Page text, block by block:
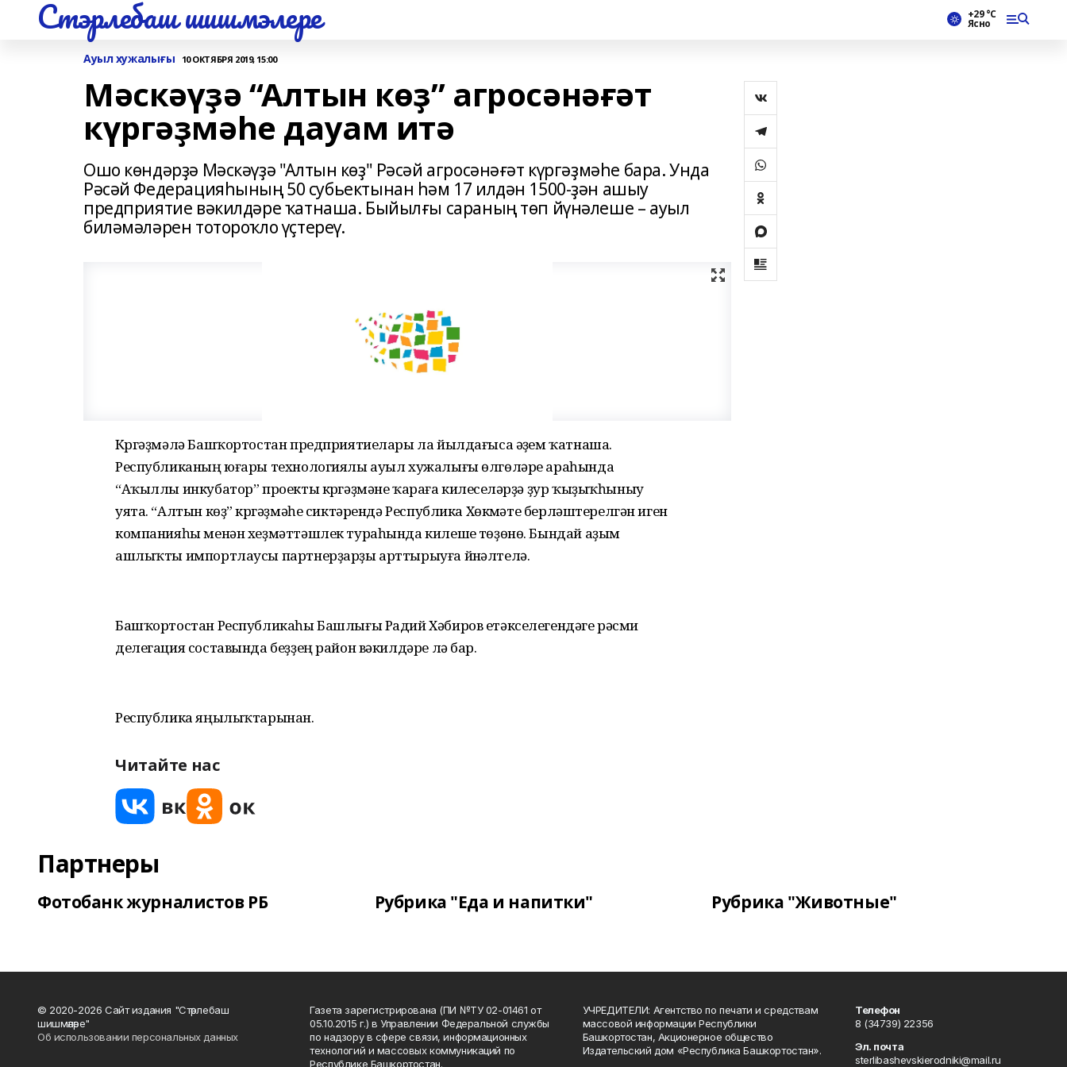
Стэрлебаш шишмэлере +29 °С
Ясно
Ауыл хужалығы 10 ОКТЯБРЯ 2019, 15:00
Мәскәүҙә “Алтын көҙ” агросәнәғәт
күргәҙмәһе дауам итә
Ошо көндәрҙә Мәскәүҙә "Алтын көҙ" Рәсәй агросәнәғәт күргәҙмәһе бара. Унда
Рәсәй Федерацияһының 50 субьектынан һәм 17 илдән 1500-ҙән ашыу
предприятие вәкилдәре ҡатнаша. Быйылғы сараның төп йүнәлеше – ауыл
биләмәләрен тотороҡло үҫтереү.
Күргәҙмәлә Башҡортостан предприятиелары ла йылдағыса әүҙем ҡатнаша.
Республиканың юғары технологиялы ауыл хужалығы өлгөләре араһында
“Аҡыллы инкубатор” проекты күргәҙмәне ҡараға килеүселәрҙә ҙур ҡыҙыҡһыныу
уята. “Алтын көҙ” күргәҙмәһе сиктәрендә Республика Хөкүмәте берләштерелгән иген
компанияһы менән хеҙмәттәшлек тураһында килешеү төҙөнө. Бындай аҙым
ашлыҡты импортлаусы партнерҙарҙы арттырыуға йүнәлтелә.
Башҡортостан Республикаһы Башлығы Радий Хәбиров етәкселегендәге рәсми
делегация составында беҙҙең район вәкилдәре лә бар.
Республика яңылыҡтарынан.
Читайте нас
Партнеры
Фотобанк журналистов РБ Рубрика "Еда и напитки" Рубрика "Животные"
© 2020-2026 Сайт издания "Стәрлебаш
шишмәләре"
Об использовании персональных данных
Газета зарегистрирована (ПИ №ТУ 02-01461 от
05.10.2015 г.) в Управлении Федеральной службы
по надзору в сфере связи, информационных
технологий и массовых коммуникаций по
Республике Башкортостан.
УЧРЕДИТЕЛИ: Агентство по печати и средствам
массовой информации Республики
Башкортостан, Акционерное общество
Издательский дом «Республика Башкортостан».
Телефон
8 (34739) 22356
Эл. почта
sterlibashevskierodniki@mail.ru